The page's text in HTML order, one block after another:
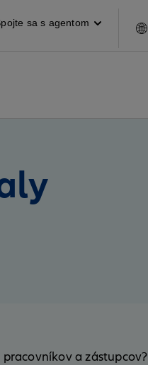
sa s agentom
a zástupcov?